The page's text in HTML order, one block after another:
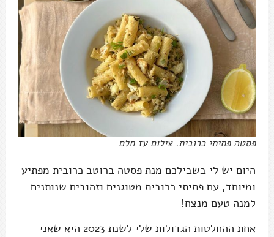
פסטה פתיתי כרובית. צילום עז תלם
היום יש לי בשבילכם מנת פסטה ברוטב כרובית מפתיע
ומיוחד, עם פתיתי כרובית מטוגנים וזהובים שנותנים
למנה טעם מנצח!
אחת ההחלטות הגדולות שלי לשנת 2023 היא שאני